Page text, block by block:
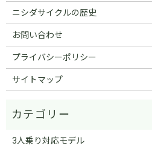
ニシダサイクルの歴史
お問い合わせ
プライバシーポリシー
サイトマップ
3人乗り対応モデル